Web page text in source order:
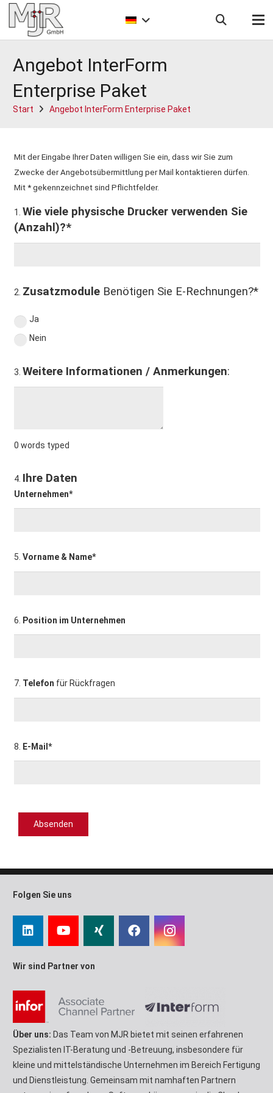
Angebot InterForm
Enterprise Paket
Start Angebot InterForm Enterprise Paket
Mit der Eingabe Ihrer Daten willigen Sie ein, dass wir Sie zum
Zwecke der Angebotsübermittlung per Mail kontaktieren dürfen.
Mit * gekennzeichnet sind Pflichtfelder.
1. Wie viele physische Drucker verwenden Sie
(Anzahl)?*
2. Zusatzmodule Benötigen Sie E-Rechnungen?*
Ja
Nein
3. Weitere Informationen / Anmerkungen:
0 words typed
4. Ihre Daten
Unternehmen*
5. Vorname & Name*
6. Position im Unternehmen
7. Telefon für Rückfragen
8. E-Mail*
Wir sind Partner von
Über uns: Das Team von MJR bietet mit seinen erfahrenen
Spezialisten IT-Beratung und -Betreuung, insbesondere für
kleine und mittelständische Unternehmen im Bereich Fertigung
und Dienstleistung. Gemeinsam mit namhaften Partnern
Folgen Sie uns